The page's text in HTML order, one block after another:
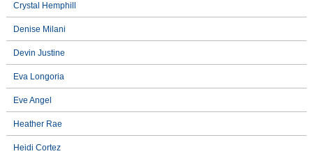
Crystal Hemphill
Denise Milani
Devin Justine
Eva Longoria
Eve Angel
Heather Rae
Heidi Cortez